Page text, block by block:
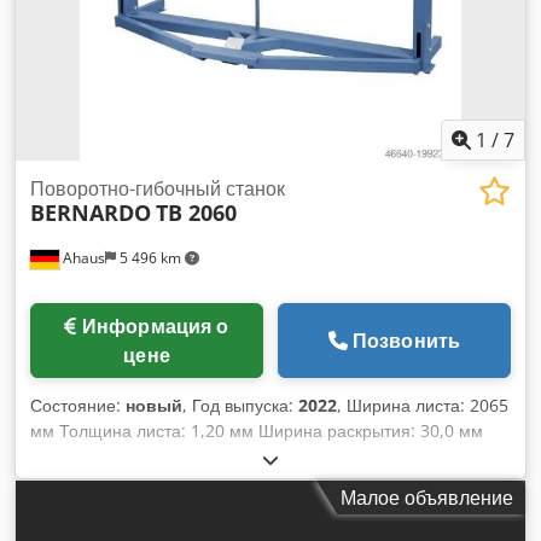
1 /7
Ahaus 5 496 km
Поворотно-гибочный станок
BERNARDOTB 2060
цене
Позвонить
Состояние: новый, Год выпуска: 2022, Ширина листа: 2065
мм Толщина листа: 1,20 мм Ширина раскрытия: 30,0 мм
Максимальный угол гибки: 0–135° Общая потребляемая
мощность: ручная Масса станка: ок. 500 кг Габариты: ок.
2400 x 1115 x 1500 мм - Универсальный гибочный станок
Малое объявление